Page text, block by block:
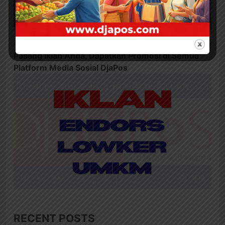
Pasang Iklan Anda, Dapatkan Promosi di Semua
Platform Media Sosial DjaPos
RECENT POSTS